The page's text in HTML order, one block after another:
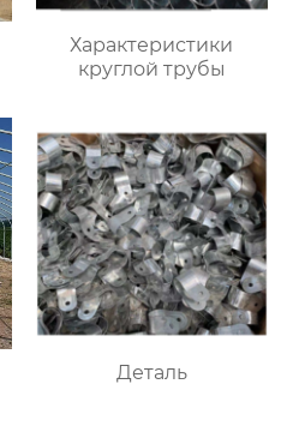
Характеристики
круглой трубы
Деталь